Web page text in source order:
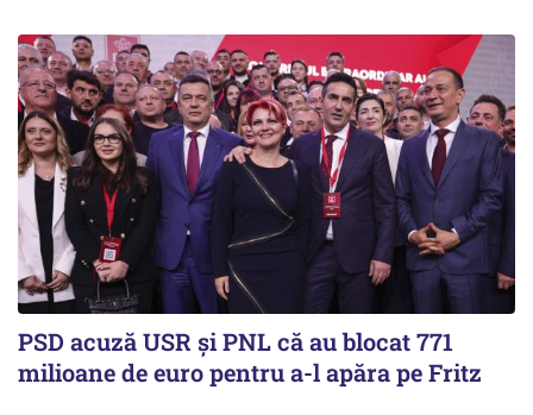
PSD acuză USR și PNL că au blocat 771
milioane de euro pentru a-l apăra pe Fritz